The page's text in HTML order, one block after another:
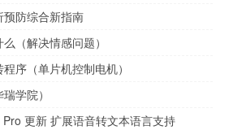
防综合新指南
（解决情感问题）
序（单片机控制电机）
学院）
更新 扩展语音转文本语言支持